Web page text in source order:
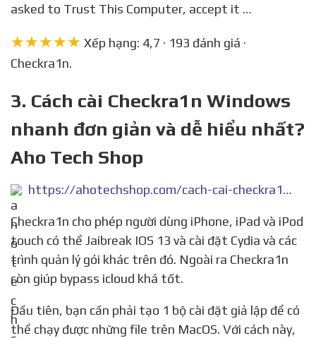
asked to Trust This Computer, accept it …
★★★★★ Xếp hạng: 4,7 · 193 đánh giá ·
Checkra1n.
3. Cách cài Checkra1n Windows
nhanh đơn giản và dễ hiểu nhất?
Aho Tech Shop
https://ahotechshop.com/cach-cai-checkra1n-tren-window-nhanh-don-gian-va-de-hieu-nhat.html
Checkra1n cho phép người dùng iPhone, iPad và iPod
touch có thể Jaibreak IOS 13 và cài đặt Cydia và các
trình quản lý gói khác trên đó. Ngoài ra Checkra1n
còn giúp bypass icloud khá tốt.
Đầu tiên, bạn cần phải tạo 1 bộ cài đặt giả lập để có
thể chạy được những file trên MacOS. Với cách này,